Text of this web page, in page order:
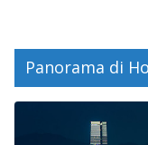
Panorama di